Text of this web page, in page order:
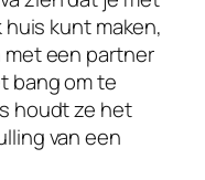
kunt maken,
met een partner
bang om te
houdt ze het
van een